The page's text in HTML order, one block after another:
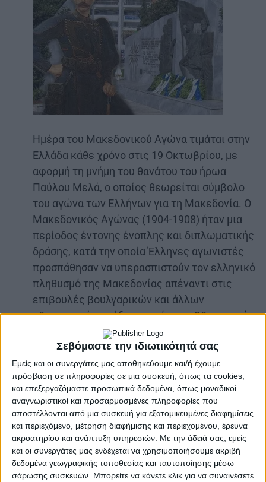
Σεβόμαστε την ιδιωτικότητά σας
Εμείς και οι συνεργάτες μας αποθηκεύουμε και/ή έχουμε
πρόσβαση σε πληροφορίες σε μια συσκευή, όπως τα cookies,
και επεξεργαζόμαστε προσωπικά δεδομένα, όπως μοναδικοί
αναγνωριστικοί και προσαρμοσμένες πληροφορίες που
αποστέλλονται από μια συσκευή για εξατομικευμένες διαφημίσεις
και περιεχόμενο, μέτρηση διαφήμισης και περιεχομένου, έρευνα
ακροατηρίου και ανάπτυξη υπηρεσιών. Με την άδειά σας, εμείς
και οι συνεργάτες μας ενδέχεται να χρησιμοποιήσουμε ακριβή
δεδομένα γεωγραφικής τοποθεσίας και ταυτοποίησης μέσω
σάρωσης συσκευών. Μπορείτε να κάνετε κλικ για να συναινέσετε
Ημέρα του Μακεδονικού Αγώνα τιμάται στην
Ελλάδα κάθε χρόνο στις 19 Οκτωβρίου, με
αφορμή τη μνήμη του θανάτου του ήρωα
Παύλου Μελά, ο οποίος θεωρείται σύμβολο
του αγώνα των Ελλήνων για τη Μακεδονία. Ο
Μακεδονικός Αγώνας (1904-1908) ήταν μια
περίοδος έντονης ένοπλης και διπλωματικής
δράσης, κατά την οποία Έλληνες αγωνιστές
προσπάθησαν να υπερασπιστούν τον ελληνικό
πληθυσμό της Μακεδονίας απέναντι στις
επιβουλές βουλγαρικών και άλλων
εθνικιστικών ομάδων, εντός της Οθωμανικής
Αυτοκρατορίας.
Η ημέρα αυτή έχει διπλό συμβολισμό: τιμά τη
μνήμη των αγωνιστών που έδωσαν τη ζωή
τους για την εθνική υπόθεση και υπενθυμίζει
την ιστορική σημασία της Μακεδονίας για την
Ελλάδα. Σε όλη τη χώρα, οργανώνονται
εκδηλώσεις μνήμης, ομιλίες σε σχολεία,
καταθέσεις στεφάνων και ιστορικά
αφιερώματα που αναδεικνύουν την ηρωική